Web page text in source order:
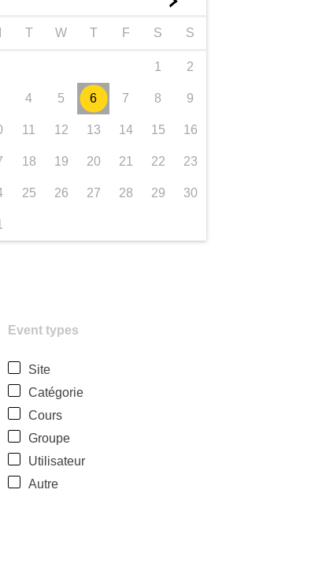
T W T F S S
1 2
4 5 6 7 8 9
11 12 13 14 15 16
18 19 20 21 22 23
25 26 27 28 29 30
Event types
Site
Catégorie
Cours
Groupe
Utilisateur
Autre